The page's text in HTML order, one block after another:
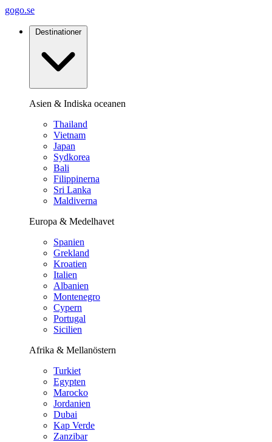
gogo.se
Destinationer
Asien & Indiska oceanen
Thailand
Vietnam
Japan
Sydkorea
Bali
Filippinerna
Sri Lanka
Maldiverna
Europa & Medelhavet
Spanien
Grekland
Kroatien
Italien
Albanien
Montenegro
Cypern
Portugal
Sicilien
Afrika & Mellanöstern
Turkiet
Egypten
Marocko
Jordanien
Dubai
Kap Verde
Zanzibar